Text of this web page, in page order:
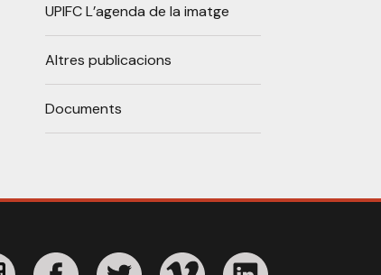
UPIFC L’agenda de la imatge
Altres publicacions
Documents